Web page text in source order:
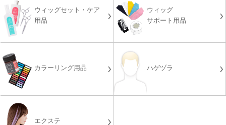
ウィッグセット・ケア
用品
ウィッグ
サポート用品
カラーリング用品 ハゲヅラ
エクステ